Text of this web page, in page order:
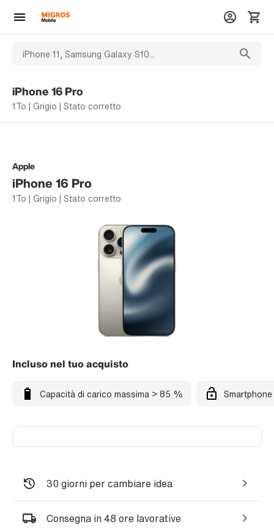
iPhone 16 Pro
1To | Grigio | Stato corretto
Apple
iPhone 16 Pro
1To | Grigio | Stato corretto
Incluso nel tuo acquisto
Capacità di carico massima > 85 %
30 giorni per cambiare idea
Consegna in 48 ore lavorative